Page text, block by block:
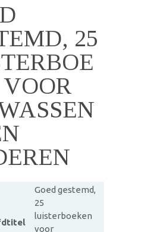
25
Goed gestemd,
25
luisterboeken
voor